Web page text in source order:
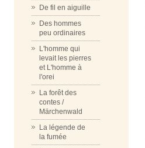
De fil en aiguille
Des hommes
peu ordinaires
L'homme qui
levait les pierres
et L'homme à
l'orei
La forêt des
contes /
Märchenwald
La légende de
la fumée